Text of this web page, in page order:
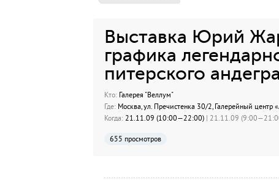
Выставка Юрий
графика
питерского
Кто:Галерея "Веллум"
Где:Москва, ул. Пречистенка 30/2, Галерейный центр
Когда:21.11.09 (10:00—22:00) | 21.11.09
655 просмотров